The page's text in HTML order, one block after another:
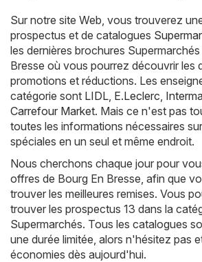
Sur notre site Web, vous trouverez
prospectus et de catalogues
les dernières brochures
Bresse où vous pourrez découvrir les
promotions et réductions. Les
catégorie sont LIDL E.Leclerc
Carrefour Market. Mais ce n'est pas
toutes les informations nécessaires
spéciales en un seul et même endroit.
Nous cherchons chaque jour pour
offres de Bourg En Bresse, afin que
trouver les meilleures remises. Vous
trouver les prospectus 13 dans la
Supermarchés. Tous les catalogues
une durée limitée, alors n'hésitez pas
économies dès aujourd'hui.